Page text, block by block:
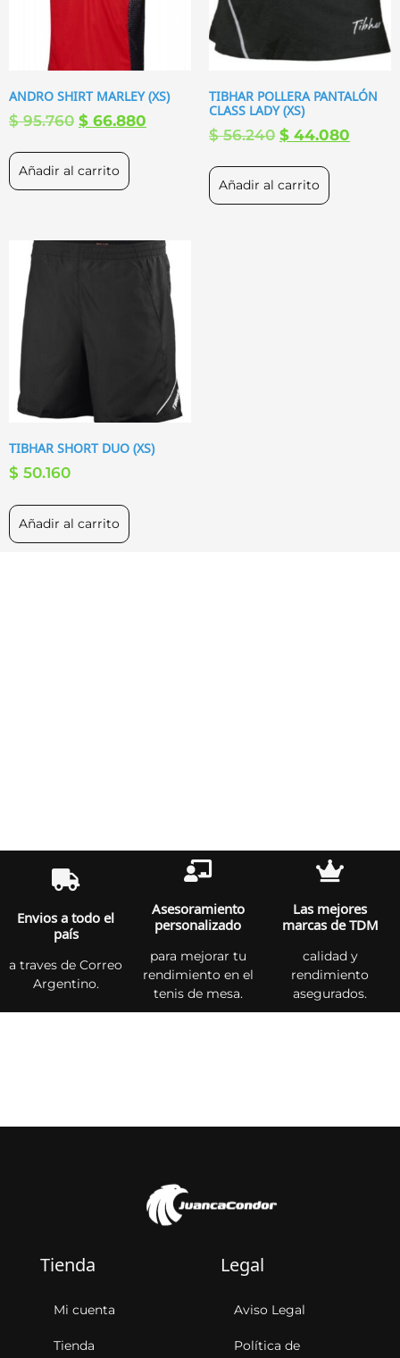
ANDRO SHIRT MARLEY (XS)
$95.760 $ 66.880
Añadir al carrito
TIBHAR POLLERA PANTALÓN
CLASS LADY (XS)
$56.240 $ 44.080
Añadir al carrito
TIBHAR SHORT DUO (XS)
$ 50.160
Añadir al carrito
Envios a todo el
país
a traves de Correo
Argentino.
Asesoramiento
personalizado
para mejorar tu
rendimiento en el
tenis de mesa.
Las mejores
marcas de TDM
calidad y
rendimiento
asegurados.
Tienda
Mi cuenta
Tienda
Legal
Aviso Legal
Política de